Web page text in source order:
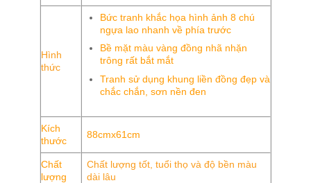
Hình
thức
Bức tranh khắc họa hình ảnh 8 chú
ngựa lao nhanh về phía trước
Bề mặt màu vàng đồng nhã nhặn
trông rất bắt mắt
Tranh sử dụng khung liền đồng đẹp và
chắc chắn, sơn nền đen
Kích
thước
88cmx61cm
Chất
lượng
Chất lượng tốt, tuổi thọ và độ bền màu
dài lâu